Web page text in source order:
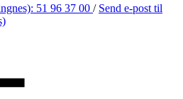
51 96 37 00 / Send e-post til